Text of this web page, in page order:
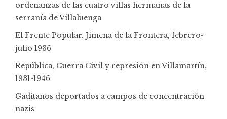
ordenanzas de las cuatro villas hermanas de la
serranía de Villaluenga
El Frente Popular. Jimena de la Frontera, febrero-
julio 1936
República, Guerra Civil y represión en Villamartín,
1931-1946
Gaditanos deportados a campos de concentración
nazis